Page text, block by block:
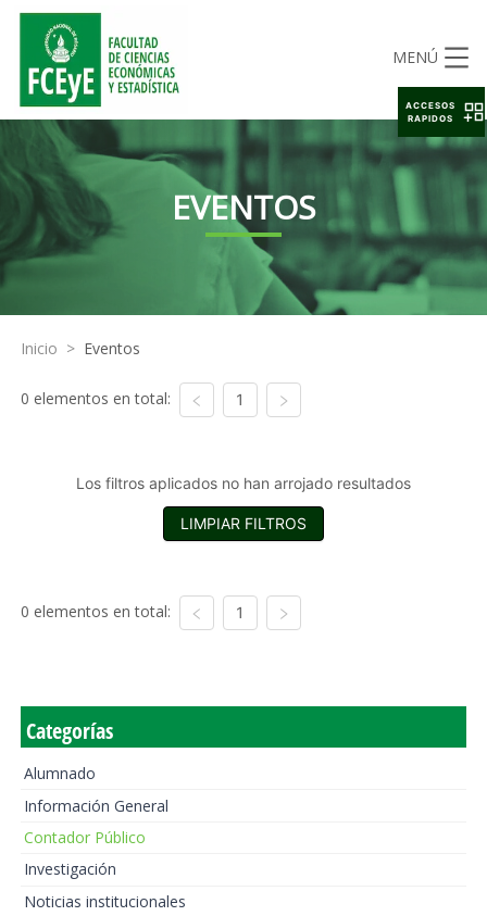
MENÚ
EVENTOS
Inicio > Eventos
0 elementos en total: 1
Los filtros aplicados no han arrojado resultados
LIMPIAR FILTROS
0 elementos en total: 1
Categorías
Alumnado
Información General
Contador Público
Investigación
Noticias institucionales
ACCESOS
RAPIDOS